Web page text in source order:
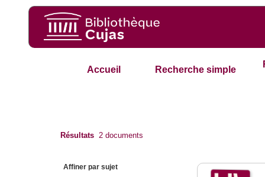
Accueil Recherche simple
Résultats 2 documents
Affiner par sujet